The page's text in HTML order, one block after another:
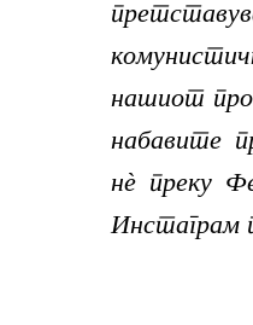
нашиот
набавите
нѐ преку